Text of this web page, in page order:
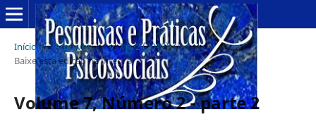
Início / Arquivos / v. 7 n. 2 (2012) /
Baixe esta edição na íntegra
Volume 7, Número 2 - parte 2